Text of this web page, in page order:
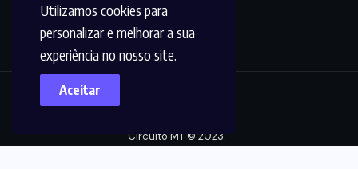
Utilizamos cookies para
personalizar e melhorar a sua
experiência no nosso site.
Aceitar
Circuito MT © 2023.